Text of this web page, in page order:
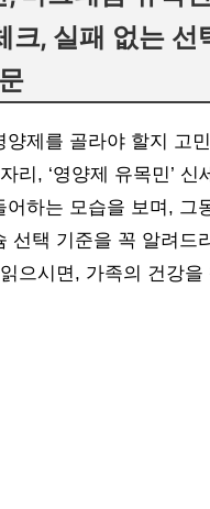
크, 실패 없는 선
제를 골라야 할지 고
리, ‘영양제 유목민’
어하는 모습을 보며,
선택 기준을 꼭 알려드
으시면, 가족의 건강